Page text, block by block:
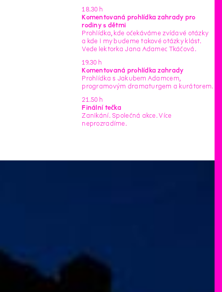
18.30 h
Komentovaná prohlídka zahrady pro
rodiny s dětmi
Prohlídka, kde očekáváme zvídavé otázky
a kde i my budeme takové otázky klást.
Vede lektorka Jana Adamec Tkáčová.
19.30 h
Komentovaná prohlídka zahrady
Prohlídka s Jakubem Adamcem,
programovým dramaturgem a kurátorem.
21.50 h
Finální tečka
Zanikání. Společná akce. Více
neprozradíme.